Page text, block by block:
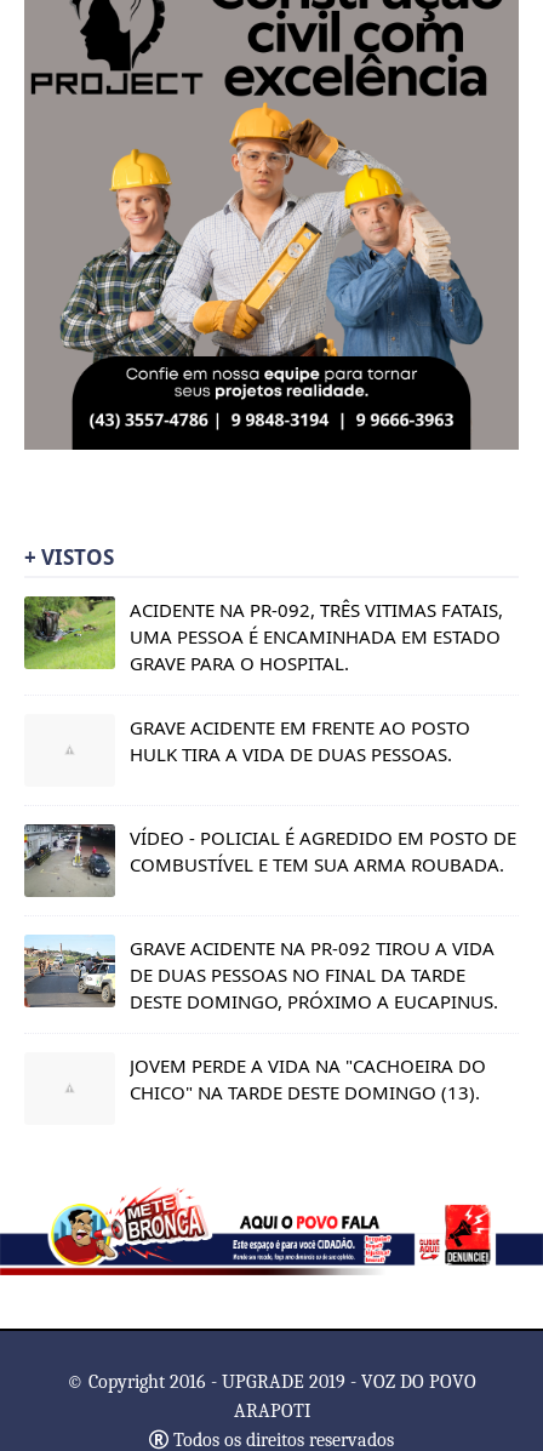
+ VISTOS
ACIDENTE NA PR-092, TRÊS VITIMAS FATAIS,
UMA PESSOA É ENCAMINHADA EM ESTADO
GRAVE PARA O HOSPITAL.
GRAVE ACIDENTE EM FRENTE AO POSTO
HULK TIRA A VIDA DE DUAS PESSOAS.
VÍDEO - POLICIAL É AGREDIDO EM POSTO DE
COMBUSTÍVEL E TEM SUA ARMA ROUBADA.
GRAVE ACIDENTE NA PR-092 TIROU A VIDA
DE DUAS PESSOAS NO FINAL DA TARDE
DESTE DOMINGO, PRÓXIMO A EUCAPINUS.
JOVEM PERDE A VIDA NA "CACHOEIRA DO
CHICO" NA TARDE DESTE DOMINGO (13).
© Copyright 2016 - UPGRADE 2019 - VOZ DO POVO
ARAPOTI
Todos os direitos reservados